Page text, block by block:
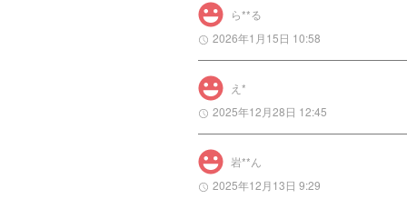
ら**る
2026年1月15日 10:58
え*
2025年12月28日 12:45
岩**ん
2025年12月13日 9:29